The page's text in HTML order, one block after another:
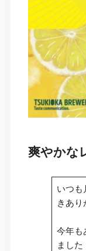
爽やかな
いつ
きあり
今年も
ました